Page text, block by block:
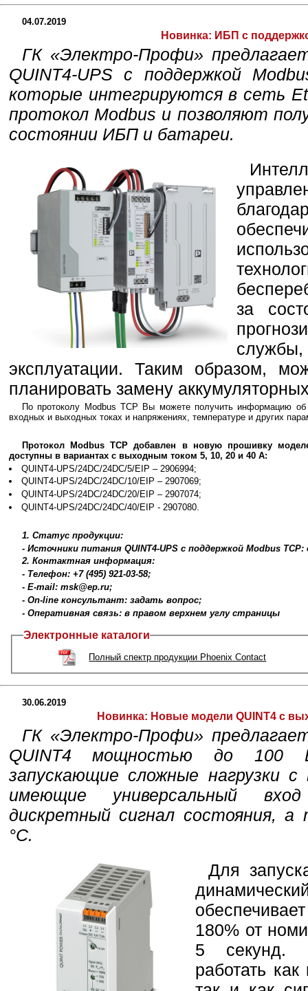
04.07.2019
Новинка: ИБП с
ГК «Электро-Профи»
QUINT4-UPS с поддержкой
которые интегрируются в сеть
протокол Modbus и позволяют
состоянии ИБП и батареи.
за
эксплуатации. Таким образом,
планировать замену
По протоколу Modbus TCP Вы можете получить информацию об
входных и выходных токах и напряжениях, температуре и других
Протокол Modbus TCP добавлен в новую прошивку
доступны в вариантах с выходным током 5, 10, 20 и 40 А:
QUINT4-UPS/24DC/24DC/5/EIP – 2906994;
QUINT4-UPS/24DC/24DC/10/EIP – 2907069;
QUINT4-UPS/24DC/24DC/20/EIP – 2907074;
QUINT4-UPS/24DC/24DC/40/EIP - 2907080.
1. Статус продукции:
- Источники питания QUINT4-UPS с поддержкой Modbus
2. Контактная информация:
- Телефон: +7 (495) 921-03-58;
- E-mail: msk@ep.ru;
- On-line консультант: задать вопрос;
- Оперативная связь: в правом верхнем углу страницы
Электронные каталоги
Полный спектр продукции Phoenix Contact
30.06.2019
Новинка: Новые модели QUINT4 с
ГК «Электро-Профи»
QUINT4 мощностью до 100
запускающие сложные нагрузки
имеющие универсальный
дискретный сигнал состояния,
°C.
Для
180% от
5 секунд.
работать